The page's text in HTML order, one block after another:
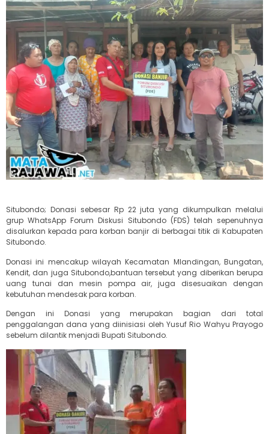
Situbondo; Donasi sebesar Rp 22 juta yang dikumpulkan melalui
grup WhatsApp Forum Diskusi Situbondo (FDS) telah sepenuhnya
disalurkan kepada para korban banjir di berbagai titik di Kabupaten
Situbondo.
Donasi ini mencakup wilayah Kecamatan Mlandingan, Bungatan,
Kendit, dan juga Situbondo,bantuan tersebut yang diberikan berupa
uang tunai dan mesin pompa air, juga disesuaikan dengan
kebutuhan mendesak para korban.
Dengan ini Donasi yang merupakan bagian dari total
penggalangan dana yang diinisiasi oleh Yusuf Rio Wahyu Prayogo
sebelum dilantik menjadi Bupati Situbondo.